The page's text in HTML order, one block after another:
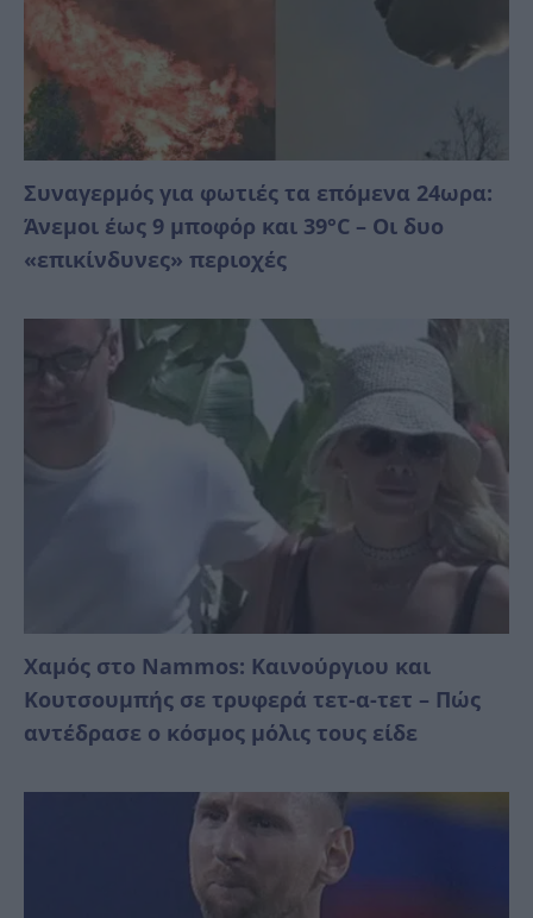
Συναγερμός για φωτιές τα επόμενα 24ωρα:
Άνεμοι έως 9 μποφόρ και 39°C – Οι δυο
«επικίνδυνες» περιοχές
Χαμός στο Nammos: Καινούργιου και
Κουτσουμπής σε τρυφερά τετ-α-τετ – Πώς
αντέδρασε ο κόσμος μόλις τους είδε